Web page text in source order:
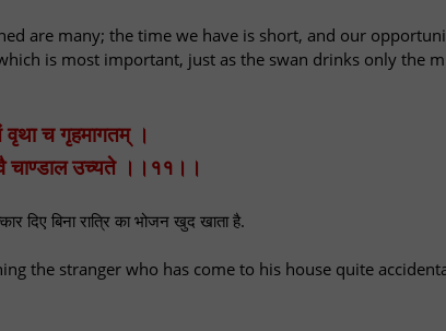
are many; the time we have is short, and our
is most important, just as the swan drinks only the
वृथा च गृहमागतम् ।
चाण्डाल उच्यते ।।११।।
बिना रात्रि का भोजन खुद खाता है.
the stranger who has come to his house quite